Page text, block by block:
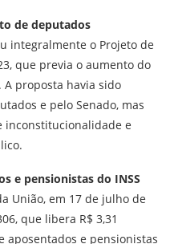
de deputados
integralmente o Projeto de
que previa o aumento do
proposta havia sido
e pelo Senado, mas
inconstitucionalidade e
e pensionistas do INSS
União, em 17 de julho de
que libera R$ 3,31
aposentados e pensionistas